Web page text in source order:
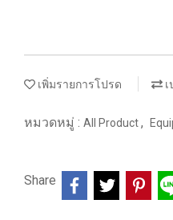
เพิ่มรายการโปรด
หมวดหมู่ : All Product,
Share